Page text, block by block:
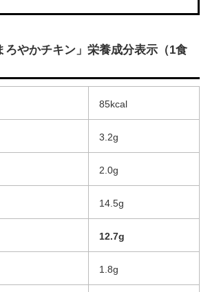
ろやかチキン」栄養成分表示（1食
85kcal
3.2g
2.0g
14.5g
12.7g
1.8g